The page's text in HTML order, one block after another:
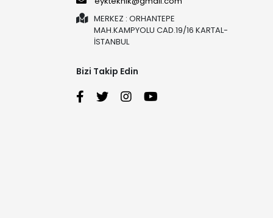
MERKEZ : ORHANTEPE
MAH.KAMPYOLU CAD.19/16 KARTAL-
İSTANBUL
Bizi Takip Edin